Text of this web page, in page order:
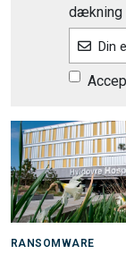
dækning
Din
RANSOMWARE